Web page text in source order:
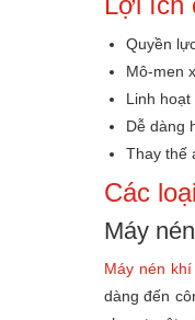
Quyền
Mô-men
Linh hoạt
Dễ dàng
Thay thế
Các
Máy
Máy nén khí
dàng đến